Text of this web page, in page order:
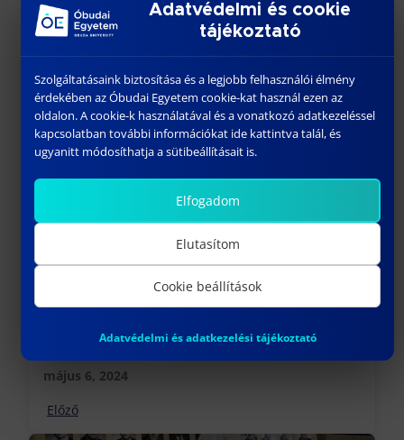
További híreink
MEGNYÍLT A BÁNKITCHEN!
május 6, 2024
Előző
Adatvédelmi és cookie
tájékoztató
Szolgáltatásaink biztosítása és a legjobb felhasználói élmény
érdekében az Óbudai Egyetem cookie-kat használ ezen az
oldalon. A cookie-k használatával és a vonatkozó adatkezeléssel
kapcsolatban további információkat ide kattintva talál, és
ugyanitt módosíthatja a sütibeállításait is.
Elfogadom
Elutasítom
Cookie beállítások
Adatvédelmi és adatkezelési tájékoztató